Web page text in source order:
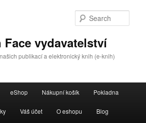
Face vydavatelství
publikací a elektronický knih (e-knih)
content
eShop Nákupní košík Pokladna
Váš účet O eshopu Blog